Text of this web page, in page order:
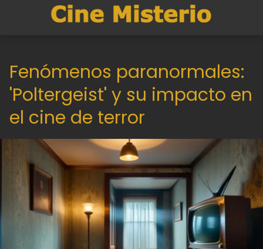
Fenómenos paranormales:
'Poltergeist' y su impacto en
el cine de terror